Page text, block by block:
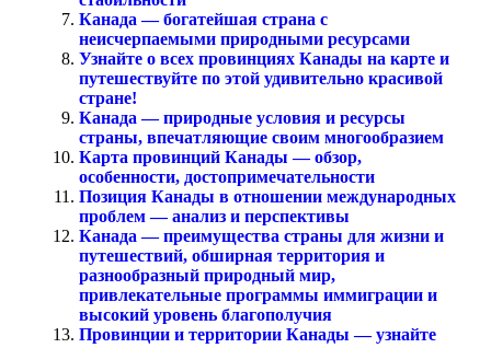
Канада — богатейшая страна с
неисчерпаемыми природными ресурсами
Узнайте о всех провинциях Канады на карте и
путешествуйте по этой удивительно красивой
стране!
Канада — природные условия и ресурсы
страны, впечатляющие своим многообразием
Карта провинций Канады — обзор,
особенности, достопримечательности
Позиция Канады в отношении международных
проблем — анализ и перспективы
Канада — преимущества страны для жизни и
путешествий, обширная территория и
разнообразный природный мир,
привлекательные программы иммиграции и
высокий уровень благополучия
Провинции и территории Канады — узнайте